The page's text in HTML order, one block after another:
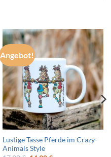
Angebot!
Lustige Tasse Pferde im Crazy-
Animals Style